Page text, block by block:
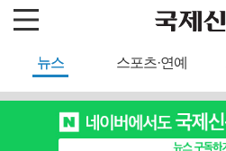
뉴스 스포츠·연예